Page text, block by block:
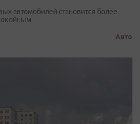
автомобилей становится более
Авто